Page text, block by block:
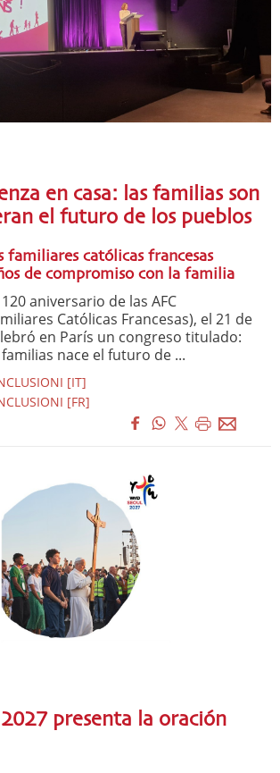
en casa: las familias son
el futuro de los pueblos
familiares católicas francesas
de compromiso con la familia
aniversario de las AFC
Católicas Francesas), el 21 de
en París un congreso titulado:
nace el futuro de ...
[IT]
[FR]
2027 presenta la oración